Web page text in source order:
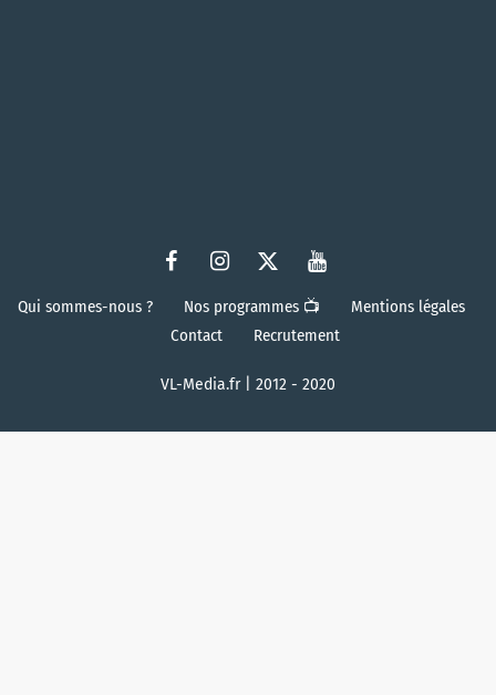
Qui sommes-nous ? Nos programmes 📺
Mentions légales
Contact
Recrutement
VL-Media.fr | 2012 - 2020